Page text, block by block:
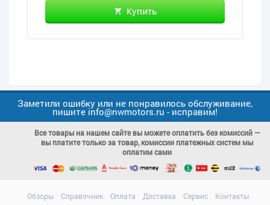
Купить
Заметили ошибку или не понравилось обслуживание,
пишите info@nwmotors.ru - исправим!
Все товары на нашем сайте вы можете оплатить без комиссий —
вы платите только за товар, комиссии платежных систем мы
оплатим сами
Обзоры Справочник Оплата Доставка Сервис
Контакты